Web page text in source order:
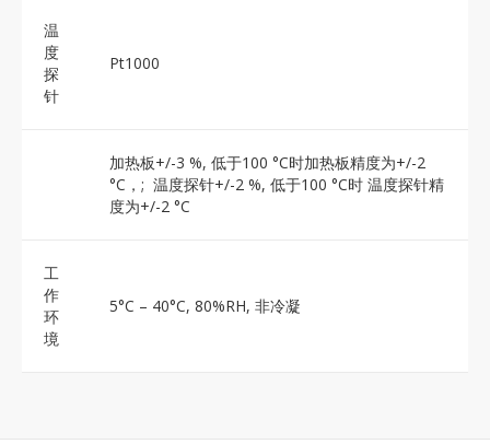
温
度
探
针
Pt1000
加热板+/-3 %, 低于100 °C时加热板精度为+/-2
°C，; 温度探针+/-2 %, 低于100 °C时 温度探针精
度为+/-2 °C
工
作
环
境
5°C – 40°C, 80%RH, 非冷凝